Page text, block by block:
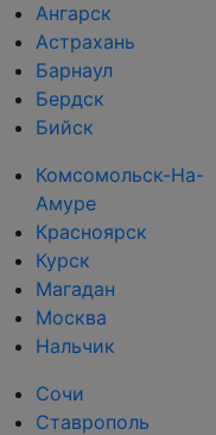
Ангарск
Астрахань
Барнаул
Бердск
Бийск
Комсомольск-На-
Амуре
Красноярск
Курск
Магадан
Москва
Нальчик
Сочи
Ставрополь